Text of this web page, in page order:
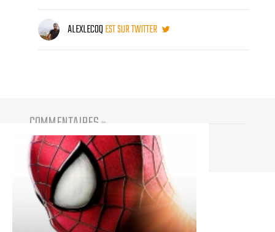
ALEXLECOQEST SUR TWITTER
COMMENTAIRES (0)
Vous devez être connecté pour participer